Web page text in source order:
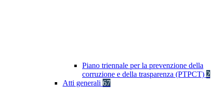
Piano triennale per la prevenzione della
corruzione e della trasparenza (PTPCT) 2
Atti generali 67